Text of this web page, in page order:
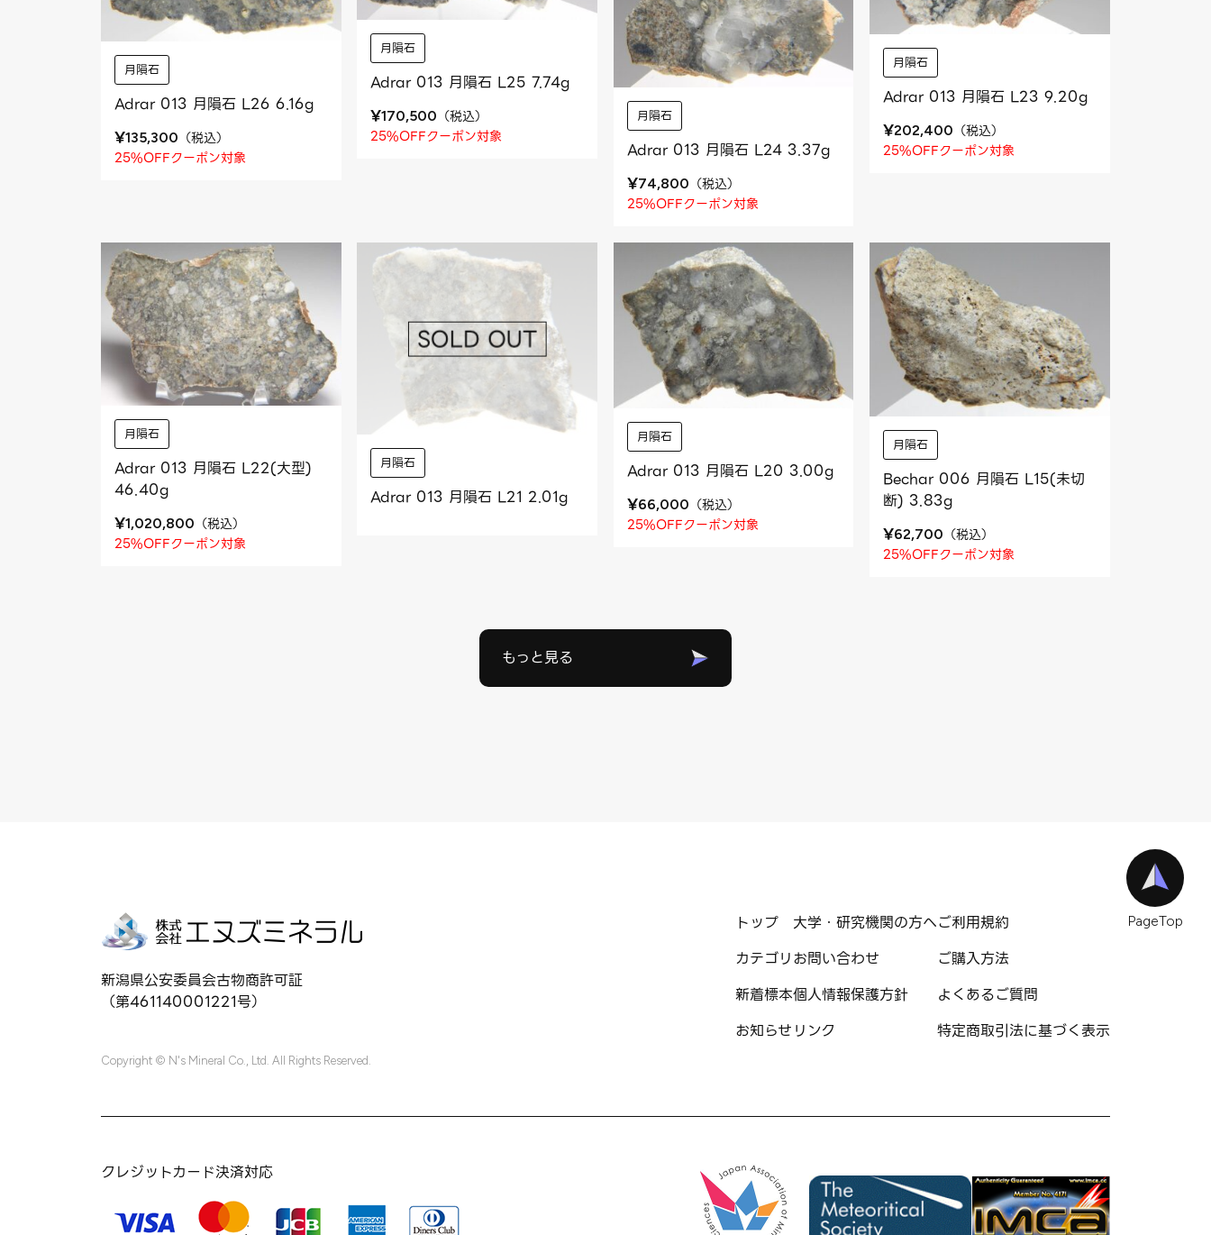
月隕石
Adrar 013 月隕石 L26 6.16g
¥135,300 （税込）
25%OFFクーポン対象
月隕石
Adrar 013 月隕石 L25 7.74g
¥170,500 （税込）
25%OFFクーポン対象
月隕石
Adrar 013 月隕石 L24 3.37g
¥74,800 （税込）
25%OFFクーポン対象
月隕石
Adrar 013 月隕石 L23 9.20g
¥202,400 （税込）
25%OFFクーポン対象
月隕石
Adrar 013 月隕石 L22(大型)
46.40g
¥1,020,800 （税込）
25%OFFクーポン対象
月隕石
Adrar 013 月隕石 L21 2.01g
月隕石
Adrar 013 月隕石 L20 3.00g
¥66,000 （税込）
25%OFFクーポン対象
月隕石
Bechar 006 月隕石 L15(未切
断) 3.83g
¥62,700 （税込）
25%OFFクーポン対象
もっと見る
PageTop
新潟県公安委員会古物商許可証
（第461140001221号）
Copyright © N's Mineral Co., Ltd. All Rights Reserved.
トップ
カテゴリ
新着標本
お知らせ
大学・研究機関の方へ
お問い合わせ
個人情報保護方針
リンク
ご利用規約
ご購入方法
よくあるご質問
特定商取引法に基づく表示
クレジットカード決済対応